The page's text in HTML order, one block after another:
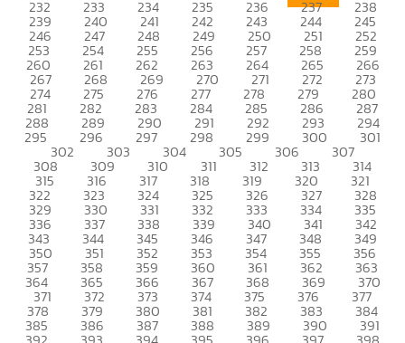
232 233 234 235 236 237 238
239 240 241 242 243 244 245
246 247 248 249 250 251 252
253 254 255 256 257 258 259
260 261 262 263 264 265 266
267 268 269 270 271 272 273
274 275 276 277 278 279 280
281 282 283 284 285 286 287
288 289 290 291 292 293 294
295 296 297 298 299 300 301
302 303 304 305 306 307
308 309 310 311 312 313 314
315 316 317 318 319 320 321
322 323 324 325 326 327 328
329 330 331 332 333 334 335
336 337 338 339 340 341 342
343 344 345 346 347 348 349
350 351 352 353 354 355 356
357 358 359 360 361 362 363
364 365 366 367 368 369 370
371 372 373 374 375 376 377
378 379 380 381 382 383 384
385 386 387 388 389 390 391